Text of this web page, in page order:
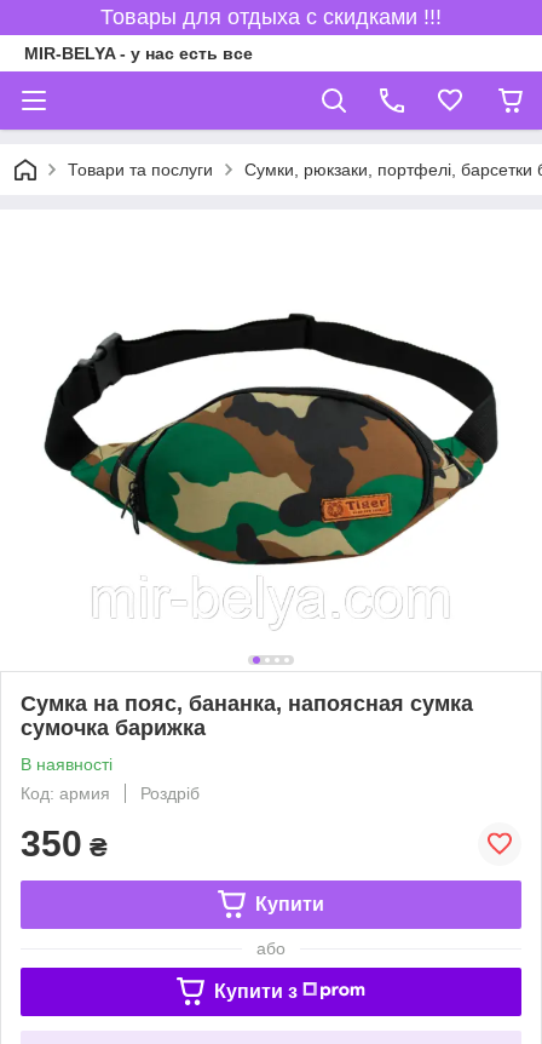
Товары для отдыха с скидками !!!
MIR-BELYA - у нас есть все
Товари та послуги Сумки, рюкзаки, портфелі, барсетки
Сумка на пояс, бананка, напоясная сумка
сумочка барижка
В наявності
Код: армия
Роздріб
350 ₴
Купити
або
Купити з